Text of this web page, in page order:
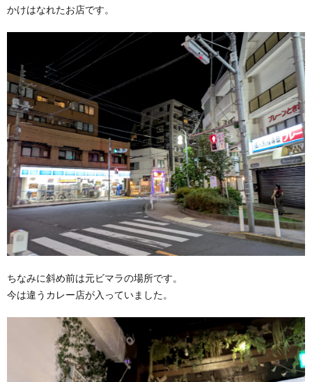
かけはなれたお店です。
ちなみに斜め前は元ビマラの場所です。
今は違うカレー店が入っていました。